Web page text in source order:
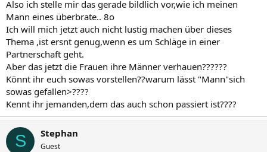
Also ich stelle mir das gerade bildlich vor,wie ich meinen
Mann eines überbrate.. 8o
Ich will mich jetzt auch nicht lustig machen über dieses
Thema ,ist ersnt genug,wenn es um Schläge in einer
Partnerschaft geht.
Aber das jetzt die Frauen ihre Männer verhauen??????
Könnt ihr euch sowas vorstellen??warum lässt "Mann"sich
sowas gefallen>????
Kennt ihr jemanden,dem das auch schon passiert ist????
S Stephan
Guest